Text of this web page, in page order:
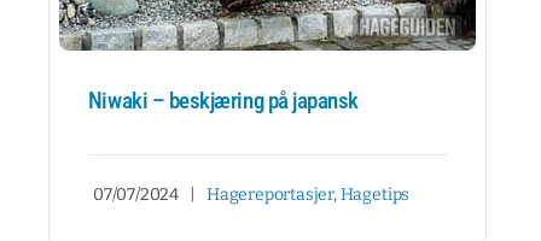
Niwaki – beskjæring på japansk
07/07/2024 Hagereportasjer,Hagetips